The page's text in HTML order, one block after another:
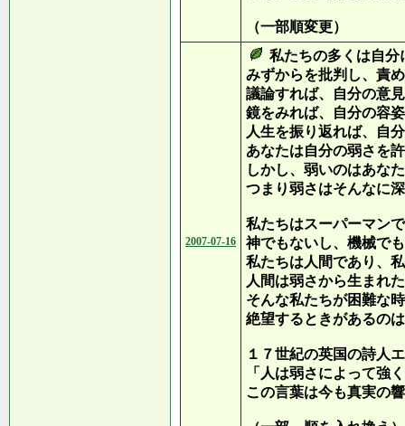
（一部順変更）
2007-07-16
私たちの多くは自分
みずからを批判し、責
議論すれば、自分の意
鏡をみれば、自分の容
人生を振り返れば、自
あなたは自分の弱さを
しかし、弱いのはあな
つまり弱さはそんなに
私たちはスーパーマン
神でもないし、機械で
私たちは人間であり、
人間は弱さから生まれ
そんな私たちが困難な
絶望するときがあるの
１７世紀の英国の詩人
「人は弱さによって強
この言葉は今も真実の